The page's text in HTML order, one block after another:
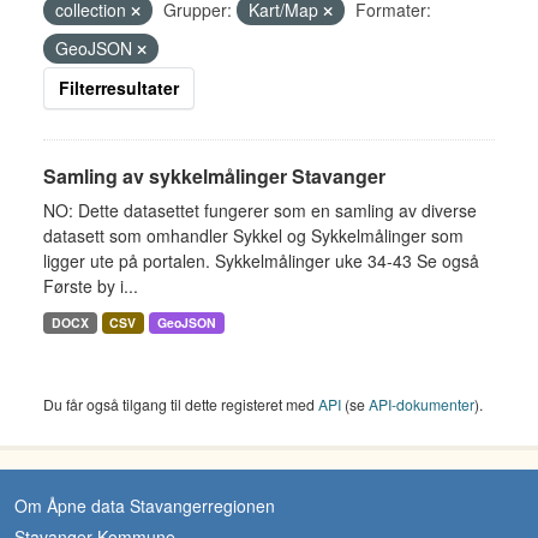
collection
Grupper: Kart/Map
Formater:
GeoJSON
Filterresultater
Samling av sykkelmålinger Stavanger
NO: Dette datasettet fungerer som en samling av diverse
datasett som omhandler Sykkel og Sykkelmålinger som
ligger ute på portalen. Sykkelmålinger uke 34-43 Se også
Første by i...
DOCX CSV GeoJSON
Du får også tilgang til dette registeret med API (seAPI-dokumenter).
Om Åpne data Stavangerregionen